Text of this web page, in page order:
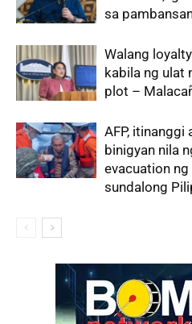
sa
Walang
kabila ng ulat
plot –
AFP, itinanggi
binigyan nila
evacuation
sundalong